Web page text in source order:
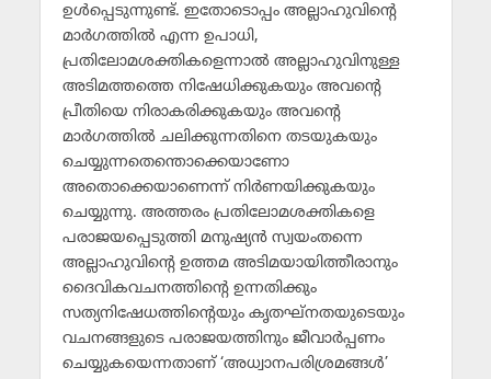
ഉള്‍പ്പെടുന്നുണ്ട്. ഇതോടൊപ്പം അല്ലാഹുവിന്റെ
മാര്‍ഗത്തില്‍ എന്ന ഉപാധി,
പ്രതിലോമശക്തികളെന്നാല്‍ അല്ലാഹുവിനുള്ള
അടിമത്തത്തെ നിഷേധിക്കുകയും അവന്റെ
പ്രീതിയെ നിരാകരിക്കുകയും അവന്റെ
മാര്‍ഗത്തില്‍ ചലിക്കുന്നതിനെ തടയുകയും
ചെയ്യുന്നതെന്തൊക്കെയാണോ
അതൊക്കെയാണെന്ന് നിര്‍ണയിക്കുകയും
ചെയ്യുന്നു. അത്തരം പ്രതിലോമശക്തികളെ
പരാജയപ്പെടുത്തി മനുഷ്യന്‍ സ്വയംതന്നെ
അല്ലാഹുവിന്റെ ഉത്തമ അടിമയായിത്തീരാനും
ദൈവികവചനത്തിന്റെ ഉന്നതിക്കും
സത്യനിഷേധത്തിന്റെയും കൃതഘ്‌നതയുടെയും
വചനങ്ങളുടെ പരാജയത്തിനും ജീവാര്‍പ്പണം
ചെയ്യുകയെന്നതാണ് ‘അധ്വാനപരിശ്രമങ്ങള്‍’